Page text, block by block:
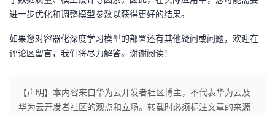
进一步优化和调整模型参数以获得更好的结果。
如果您对容器化深度学习模型的部署还有其他疑问或问题，欢迎在
评论区留言，我们将尽力解答。谢谢阅读！
【声明】本内容来自华为云开发者社区博主，不代表华为云及
华为云开发者社区的观点和立场。转载时必须标注文章的来源